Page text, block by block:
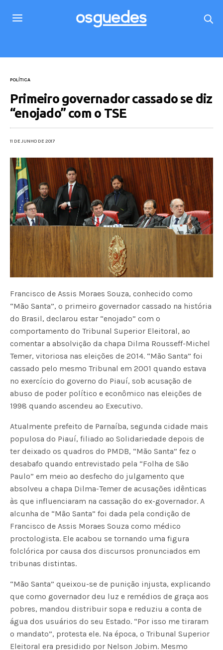
POLÍTICA
Primeiro governador cassado se diz
“enojado” com o TSE
11 DE JUNHO DE 2017
Francisco de Assis Moraes Souza, conhecido como
“Mão Santa”, o primeiro governador cassado na história
do Brasil, declarou estar “enojado” com o
comportamento do Tribunal Superior Eleitoral, ao
comentar a absolvição da chapa Dilma Rousseff-Michel
Temer, vitoriosa nas eleições de 2014. “Mão Santa” foi
cassado pelo mesmo Tribunal em 2001 quando estava
no exercício do governo do Piauí, sob acusação de
abuso de poder político e econômico nas eleições de
1998 quando ascendeu ao Executivo.
Atualmente prefeito de Parnaíba, segunda cidade mais
populosa do Piauí, filiado ao Solidariedade depois de
ter deixado os quadros do PMDB, “Mão Santa” fez o
desabafo quando entrevistado pela “Folha de São
Paulo” em meio ao desfecho do julgamento que
absolveu a chapa Dilma-Temer de acusações idênticas
às que influenciaram na cassação do ex-governador. A
alcunha de “Mão Santa” foi dada pela condição de
Francisco de Assis Moraes Souza como médico
proctologista. Ele acabou se tornando uma figura
folclórica por causa dos discursos pronunciados em
tribunas distintas.
“Mão Santa” queixou-se de punição injusta, explicando
que como governador deu luz e remédios de graça aos
pobres, mandou distribuir sopa e reduziu a conta de
água dos usuários do seu Estado. “Por isso me tiraram
o mandato”, protesta ele. Na época, o Tribunal Superior
Eleitoral era presidido por Nelson Jobim. Mesmo